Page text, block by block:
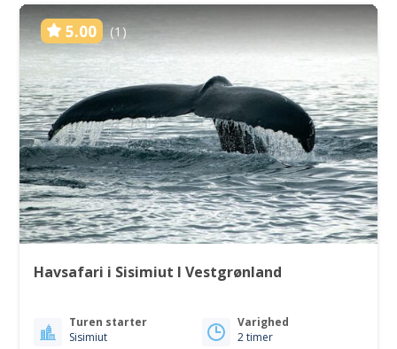
5.00 (1)
Havsafari i Sisimiut I Vestgrønland
Turen starter
Sisimiut
Varighed
2 timer